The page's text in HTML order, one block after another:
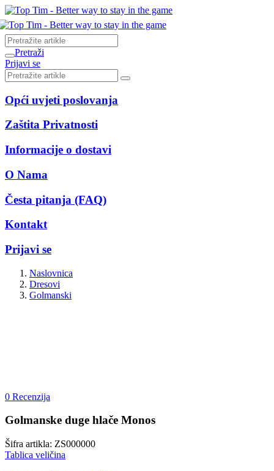
Pretraži
Prijavi se
Opći uvjeti poslovanja
Zaštita Privatnosti
Informacije o dostavi
O Nama
Česta pitanja (FAQ)
Kontakt
Prijavi se
Naslovnica
Dresovi
Golmanski
0 Recenzija
Golmanske duge hlače Monos
Šifra artikla: ZS000000
Tablica veličina